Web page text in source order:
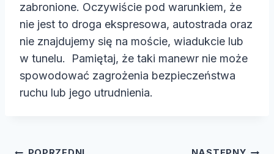
zabronione. Oczywiście pod warunkiem, że
nie jest to droga ekspresowa, autostrada oraz
nie znajdujemy się na moście, wiadukcie lub
w tunelu. Pamiętaj, że taki manewr nie może
spowodować zagrożenia bezpieczeństwa
ruchu lub jego utrudnienia.